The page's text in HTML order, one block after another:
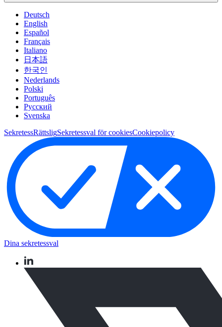
Deutsch
English
Español
Français
Italiano
日本語
한국인
Nederlands
Polski
Português
Pусский
Svenska
SekretessRättsligSekretessval för cookiesCookiepolicy
Dina sekretessval